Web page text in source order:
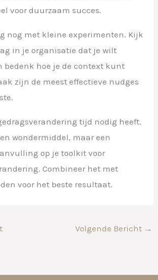
voor duurzaam succes.
nog met kleine experimenten. Kijk
in je organisatie dat je wilt
bedenk hoe je de context kunt
zijn de meest effectieve nudges
tijd nodig heeft.
wondermiddel, maar een
op je toolkit voor
Combineer het met
voor het beste resultaat.
Volgende Bericht →